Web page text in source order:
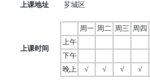
上课地址 芗城区
上课时间
周一 周二 周三 周四
上午
下午
晚上
√ √ √ √